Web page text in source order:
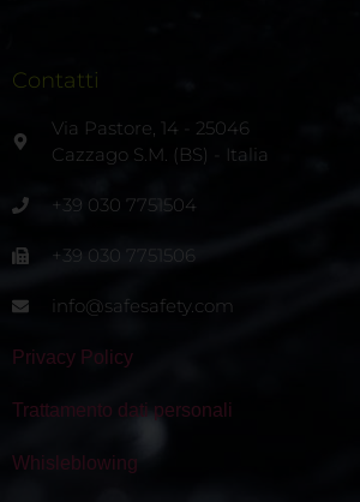
Contatti
Via Pastore, 14 - 25046
Cazzago S.M. (BS) - Italia
+39 030 7751504
+39 030 7751506
info@safesafety.com
Privacy Policy
Trattamento dati personali
Whisleblowing